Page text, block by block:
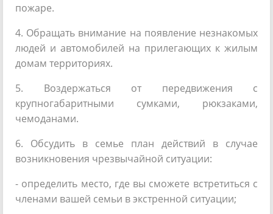
пожаре.
4. Обращать внимание на появление незнакомых
людей и автомобилей на прилегающих к жилым
домам территориях.
5. Воздержаться от передвижения с
крупногабаритными сумками, рюкзаками,
чемоданами.
6. Обсудить в семье план действий в случае
возникновения чрезвычайной ситуации:
- определить место, где вы сможете встретиться с
членами вашей семьи в экстренной ситуации;